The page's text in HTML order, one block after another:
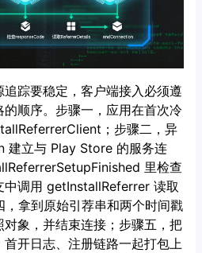
踪要稳定，客户端接入必须遵
顺序。步骤一，应用在首次冷
；步骤二，异
立与 Play Store 的服务连
里检查
中调用 getInstallReferrer 读取
拿到原始引荐串和两个时间戳
象，并结束连接；步骤五，把
开日志、注册链路一起打包上